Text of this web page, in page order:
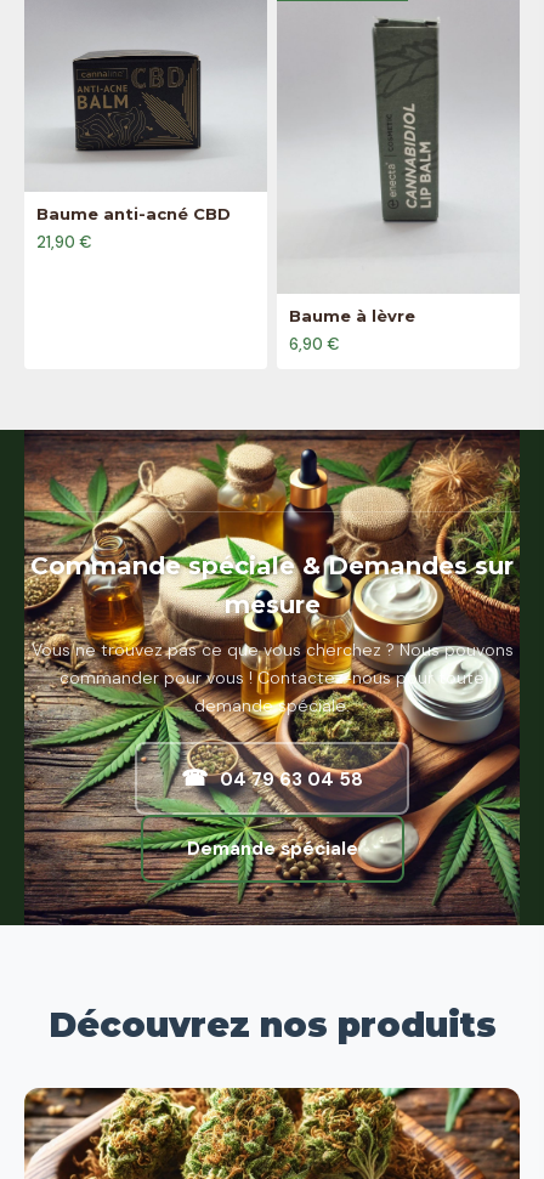
Baume anti-acné CBD
21,90 €
Baume à lèvre
6,90 €
Commande spéciale & Demandes sur
mesure
Vous ne trouvez pas ce que vous cherchez ? Nous pouvons
commander pour vous ! Contactez-nous pour toute
demande spéciale.
☎ 04 79 63 04 58
Demande spéciale
Découvrez nos produits